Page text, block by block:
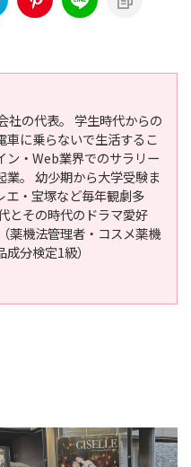
社の代表。 学生時代からの
車に乗らないで生活するこ
ン・Web業界でのサラリー
業。 幼少期から大学受験ま
エ・宝塚など毎年観劇多
とその時代のドラマ愛好
薬機法管理者・コスメ薬機
分検定1級）